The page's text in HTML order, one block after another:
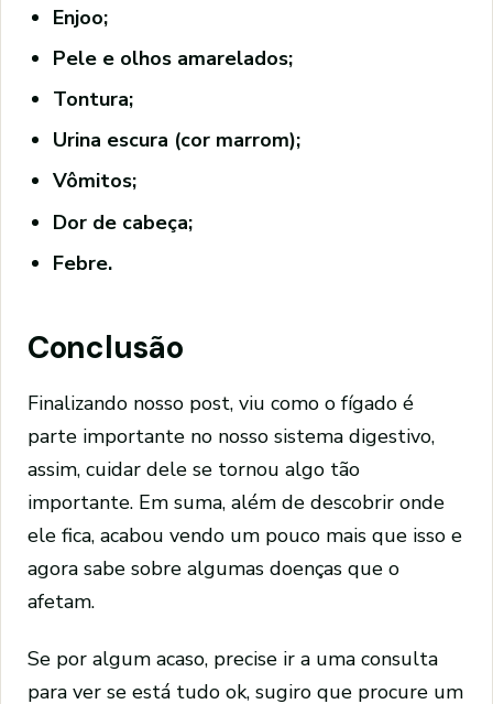
Enjoo;
Pele e olhos amarelados;
Tontura;
Urina escura (cor marrom);
Vômitos;
Dor de cabeça;
Febre.
Conclusão
Finalizando nosso post, viu como o fígado é
parte importante no nosso sistema digestivo,
assim, cuidar dele se tornou algo tão
importante. Em suma, além de descobrir onde
ele fica, acabou vendo um pouco mais que isso e
agora sabe sobre algumas doenças que o
afetam.
Se por algum acaso, precise ir a uma consulta
para ver se está tudo ok, sugiro que procure um